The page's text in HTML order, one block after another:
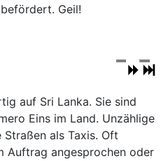
Geil!
auf Sri Lanka. Sie sind
Eins im Land. Unzählige
als Taxis. Oft
Auftrag angesprochen oder